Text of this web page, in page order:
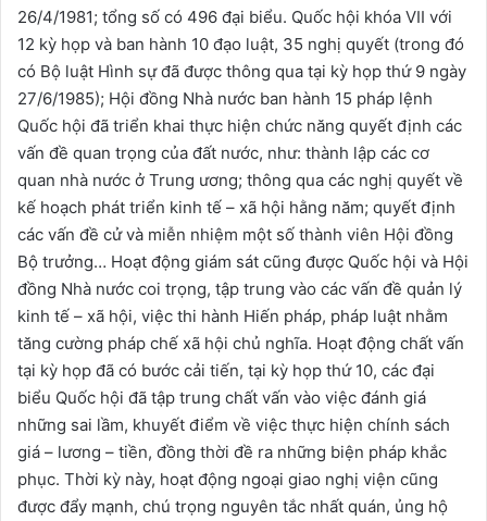
26/4/1981; tổng số có 496 đại biểu. Quốc hội khóa VII với
12 kỳ họp và ban hành 10 đạo luật, 35 nghị quyết (trong đó
có Bộ luật Hình sự đã được thông qua tại kỳ họp thứ 9 ngày
27/6/1985); Hội đồng Nhà nước ban hành 15 pháp lệnh
Quốc hội đã triển khai thực hiện chức năng quyết định các
vấn đề quan trọng của đất nước, như: thành lập các cơ
quan nhà nước ở Trung ương; thông qua các nghị quyết về
kế hoạch phát triển kinh tế – xã hội hằng năm; quyết định
các vấn đề cử và miễn nhiệm một số thành viên Hội đồng
Bộ trưởng… Hoạt động giám sát cũng được Quốc hội và Hội
đồng Nhà nước coi trọng, tập trung vào các vấn đề quản lý
kinh tế – xã hội, việc thi hành Hiến pháp, pháp luật nhằm
tăng cường pháp chế xã hội chủ nghĩa. Hoạt động chất vấn
tại kỳ họp đã có bước cải tiến, tại kỳ họp thứ 10, các đại
biểu Quốc hội đã tập trung chất vấn vào việc đánh giá
những sai lầm, khuyết điểm về việc thực hiện chính sách
giá – lương – tiền, đồng thời đề ra những biện pháp khắc
phục. Thời kỳ này, hoạt động ngoại giao nghị viện cũng
được đẩy mạnh, chú trọng nguyên tắc nhất quán, ủng hộ